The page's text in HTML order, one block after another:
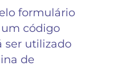
formulário
código
ser utilizado
de